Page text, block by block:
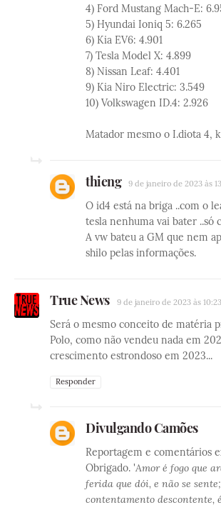
4) Ford Mustang Mach-E:
5) Hyundai Ioniq 5: 6.265
6) Kia EV6: 4.901
7) Tesla Model X: 4.899
8) Nissan Leaf: 4.401
9) Kia Niro Electric: 3.549
10) Volkswagen ID.4: 2.926
Matador mesmo o I.diota 4,
thieng 9 de janeiro de 2023 às
O id4 está na briga ..com o
tesla nenhuma vai bater ..só
A vw bateu a GM que nem
shilo pelas informações.
True News 9 de janeiro de 2023 às 10:23
Será o mesmo conceito de matéria
Polo, como não vendeu nada em
crescimento estrondoso em 2023...
Responder
Divulgando Camões
Reportagem e comentários
Obrigado. 'Amor é fogo que
ferida que dói, e não se
contentamento descontente,